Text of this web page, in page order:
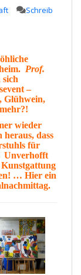
Schreib
Prof.
sich
–
, Glühwein,
?!
wieder
heraus, dass
für
Unverhofft
Kunstgattung
! … Hier ein